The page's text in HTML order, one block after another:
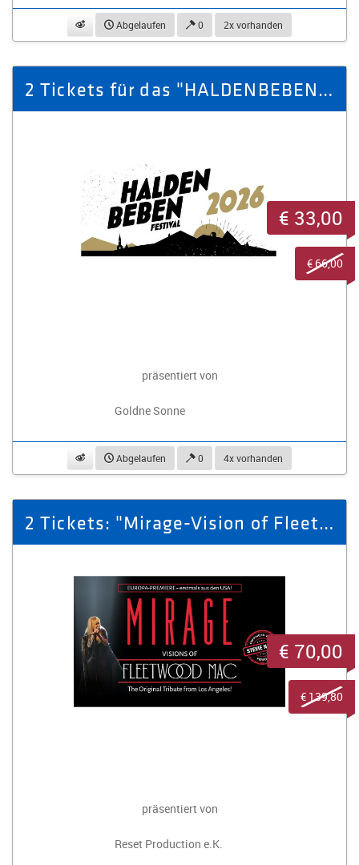
beobachtenAbgelaufen 0 2x vorhanden
2 Tickets für das "HALDENBEBEN Festival Schneeberg 2026"
präsentiert von
Goldne Sonne
beobachtenAbgelaufen 0 4x vorhanden
€ 33,00
€ 66,00
2 Tickets: "Mirage-Vision of Fleetwood Mac" am 01.11.2026 in Zwickau
präsentiert von
Reset Production e.K.
€ 70,00
€ 139,80